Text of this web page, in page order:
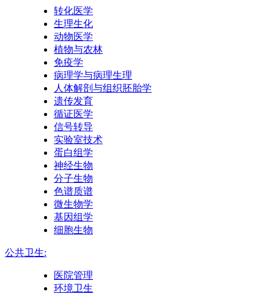
转化医学
生理生化
动物医学
植物与农林
免疫学
病理学与病理生理
人体解剖与组织胚胎学
遗传发育
循证医学
信号转导
实验室技术
蛋白组学
神经生物
分子生物
色谱质谱
微生物学
基因组学
细胞生物
公共卫生:
医院管理
环境卫生